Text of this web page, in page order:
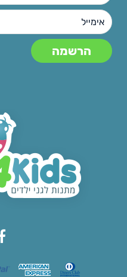
© All rights reserved to Shop4kids